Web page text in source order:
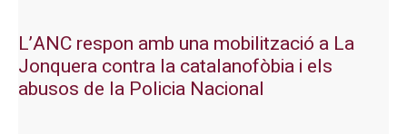
L’ANC respon amb una mobilització a La
Jonquera contra la catalanofòbia i els
abusos de la Policia Nacional